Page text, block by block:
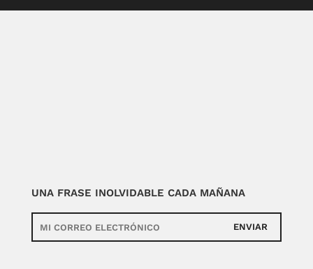
UNA FRASE INOLVIDABLE CADA MAÑANA
ENVIAR